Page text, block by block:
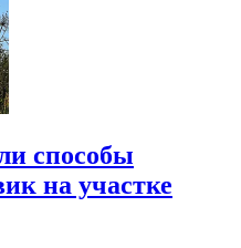
способы
на участке